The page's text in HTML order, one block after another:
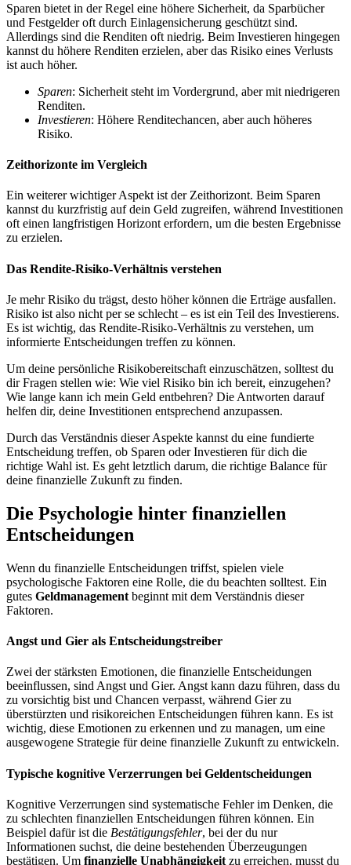
Sparen bietet in der Regel eine höhere Sicherheit, da Sparbücher
und Festgelder oft durch Einlagensicherung geschützt sind.
Allerdings sind die Renditen oft niedrig. Beim Investieren hingegen
kannst du höhere Renditen erzielen, aber das Risiko eines Verlusts
ist auch höher.
Sparen: Sicherheit steht im Vordergrund, aber mit niedrigeren
Renditen.
Investieren: Höhere Renditechancen, aber auch höheres
Risiko.
Zeithorizonte im Vergleich
Ein weiterer wichtiger Aspekt ist der Zeithorizont. Beim Sparen
kannst du kurzfristig auf dein Geld zugreifen, während Investitionen
oft einen langfristigen Horizont erfordern, um die besten Ergebnisse
zu erzielen.
Das Rendite-Risiko-Verhältnis verstehen
Je mehr Risiko du trägst, desto höher können die Erträge ausfallen.
Risiko ist also nicht per se schlecht – es ist ein Teil des Investierens.
Es ist wichtig, das Rendite-Risiko-Verhältnis zu verstehen, um
informierte Entscheidungen treffen zu können.
Um deine persönliche Risikobereitschaft einzuschätzen, solltest du
dir Fragen stellen wie: Wie viel Risiko bin ich bereit, einzugehen?
Wie lange kann ich mein Geld entbehren? Die Antworten darauf
helfen dir, deine Investitionen entsprechend anzupassen.
Durch das Verständnis dieser Aspekte kannst du eine fundierte
Entscheidung treffen, ob Sparen oder Investieren für dich die
richtige Wahl ist. Es geht letztlich darum, die richtige Balance für
deine finanzielle Zukunft zu finden.
Die Psychologie hinter finanziellen
Entscheidungen
Wenn du finanzielle Entscheidungen triffst, spielen viele
psychologische Faktoren eine Rolle, die du beachten solltest. Ein
gutes Geldmanagement beginnt mit dem Verständnis dieser
Faktoren.
Angst und Gier als Entscheidungstreiber
Zwei der stärksten Emotionen, die finanzielle Entscheidungen
beeinflussen, sind Angst und Gier. Angst kann dazu führen, dass du
zu vorsichtig bist und Chancen verpasst, während Gier zu
überstürzten und risikoreichen Entscheidungen führen kann. Es ist
wichtig, diese Emotionen zu erkennen und zu managen, um eine
ausgewogene Strategie für deine finanzielle Zukunft zu entwickeln.
Typische kognitive Verzerrungen bei Geldentscheidungen
Kognitive Verzerrungen sind systematische Fehler im Denken, die
zu schlechten finanziellen Entscheidungen führen können. Ein
Beispiel dafür ist die Bestätigungsfehler, bei der du nur
Informationen suchst, die deine bestehenden Überzeugungen
bestätigen. Um finanzielle Unabhängigkeit zu erreichen, musst du